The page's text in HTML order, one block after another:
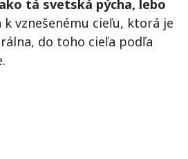
tá svetská pýcha, lebo
k vznešenému cieľu, ktorá je
do toho cieľa podľa